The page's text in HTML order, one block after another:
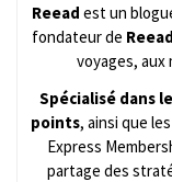
Reead est un
fondateur de
voyages, aux
Spécialisé dans
points, ainsi que
Express
partage des